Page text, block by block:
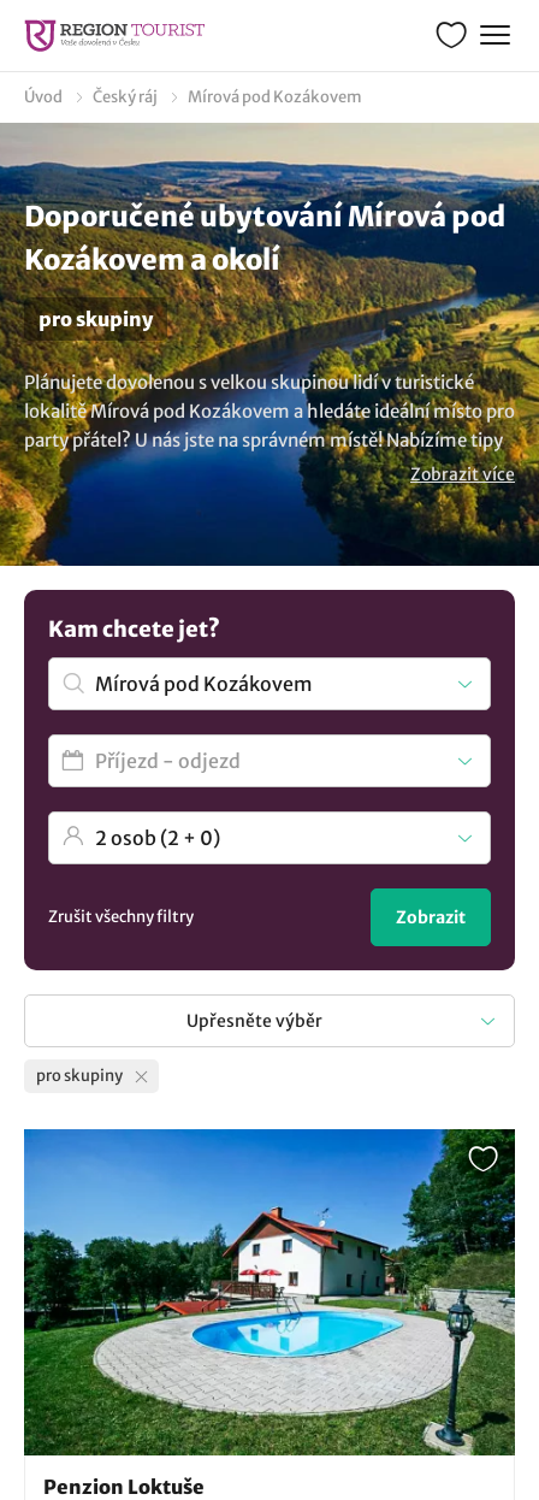
Úvod Český ráj Mírová pod Kozákovem
Doporučené ubytování Mírová pod
Kozákovem a okolí
pro skupiny
Plánujete dovolenou s velkou skupinou lidí v turistické
lokalitě Mírová pod Kozákovem a hledáte ideální místo pro
party přátel? U nás jste na správném místě! Nabízíme tipy
pobytů pro skupiny 12, 20, 25, 30, 40, 50, 70, 100 a více
osob. Můžete se ubytovat kdekoliv, od útulných penzionů,
stylových hotelů až po prostorné chaty a chalupy. Užijte si
společné chvíle s přáteli nebo kolegy. Zajímavá vás
kompletní seznamubytování v lokalitě Mírová pod
Kozákovem
.? U nás si vyberete.
Zobrazit více
Kam chcete jet?
Zrušit všechny filtry Zobrazit
Upřesněte výběr
pro skupiny
Penzion Loktuše